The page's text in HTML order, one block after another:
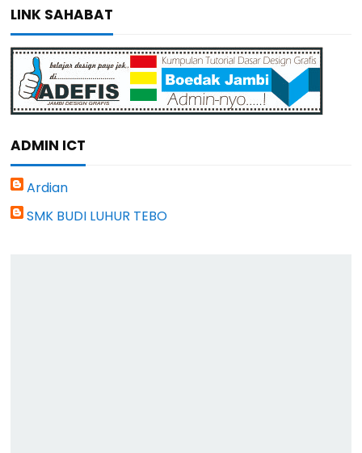
LINK SAHABAT
ADMIN ICT
Ardian
SMK BUDI LUHUR TEBO